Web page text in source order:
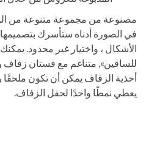
مصنوعة من مجموعة متنوعة من
في الصورة أدناه ستأسرك
الأشكال ، واختيار غير محدود.
للساقين», متناغم مع فستان
أحذية الزفاف يمكن أن تكون
يعطي نمطًا واحدًا لحفل الزفاف.